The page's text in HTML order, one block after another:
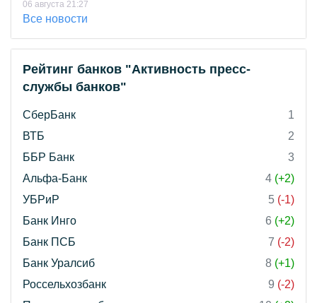
06 августа 21:27
Все новости
Рейтинг банков "Активность пресс-
службы банков"
СберБанк
1
ВТБ
2
ББР Банк
3
Альфа-Банк
4 (+2)
УБРиР
5 (-1)
Банк Инго
6 (+2)
Банк ПСБ
7 (-2)
Банк Уралсиб
8 (+1)
Россельхозбанк
9 (-2)